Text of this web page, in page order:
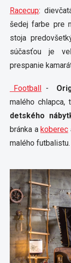
Racecup:
šedej farbe pre
stoja
súčasťou je
prespanie
Football -
malého
detského
bránka akoberec
malého futbalistu.